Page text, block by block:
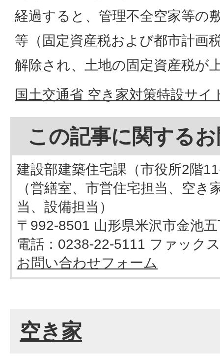
経過すると、管理不全空家等の
等（固定資産税および都市計画
解除され、土地の固定資産税が
国土交通省 空き家対策特設サイ
この記事に関する
建設部建築住宅課（市役所2階
（営繕室、市営住宅担当、空き
当、設備担当）
〒992-8501 山形県米沢市金池
電話：0238-22-5111 ファック
お問い合わせフォーム
空き家